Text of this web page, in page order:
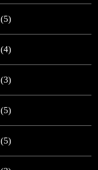
(5)
(4)
(3)
(5)
(5)